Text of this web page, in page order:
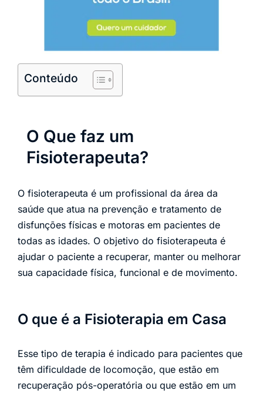
Conteúdo
O Que faz um
Fisioterapeuta?
O fisioterapeuta é um profissional da área da
saúde que atua na prevenção e tratamento de
disfunções físicas e motoras em pacientes de
todas as idades. O objetivo do fisioterapeuta é
ajudar o paciente a recuperar, manter ou melhorar
sua capacidade física, funcional e de movimento.
O que é a Fisioterapia em Casa
Esse tipo de terapia é indicado para pacientes que
têm dificuldade de locomoção, que estão em
recuperação pós-operatória ou que estão em um